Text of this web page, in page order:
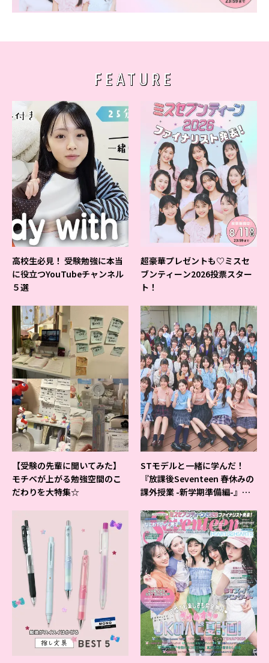
FEATURE
高校生必見！ 受験勉強に本当
に役立つYouTubeチャンネル
５選
超豪華プレゼントも♡ミスセ
ブンティーン2026投票スター
ト！
【受験の先輩に聞いてみた】
モチベが上がる勉強空間のこ
だわりを大特集☆
STモデルと一緒に学んだ！
『放課後Seventeen 春休みの
課外授業 -新学期準備編-』イ